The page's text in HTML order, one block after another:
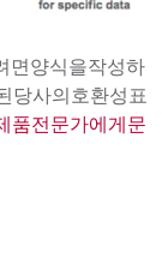
면양식을작성하
당사의호환성표
품전문가에게문